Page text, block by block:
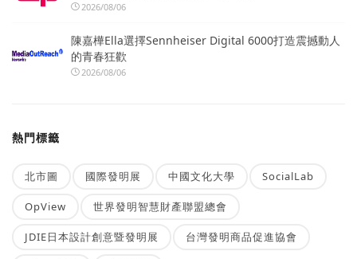
2026/08/06
陳嘉樺Ella選擇Sennheiser Digital 6000打造震撼動人
的青春狂歡
2026/08/06
熱門標籤
北市圖 國際發明展 中國文化大學 SocialLab
OpView 世界發明智慧財產聯盟總會
JDIE日本設計創意暨發明展 台灣發明商品促進協會